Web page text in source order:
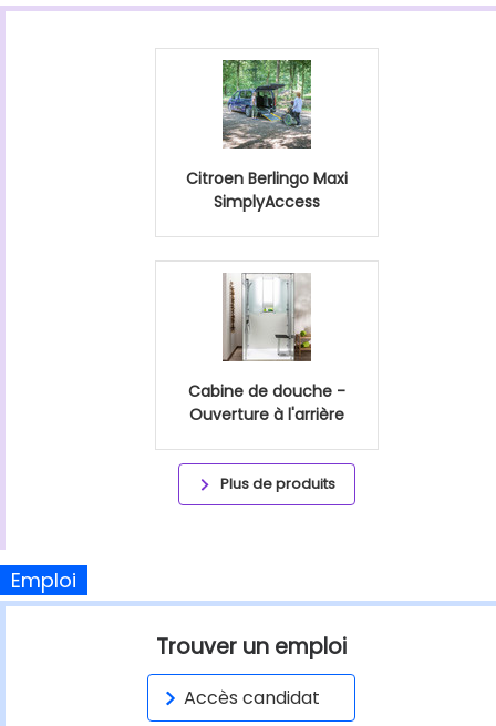
Citroen Berlingo Maxi
SimplyAccess
Cabine de douche -
Ouverture à l'arrière
Plus de produits
Emploi
Trouver un emploi
Accès candidat